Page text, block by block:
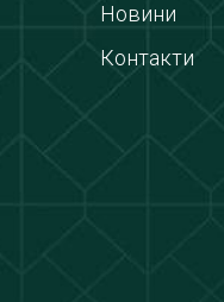
Новини
Контакти